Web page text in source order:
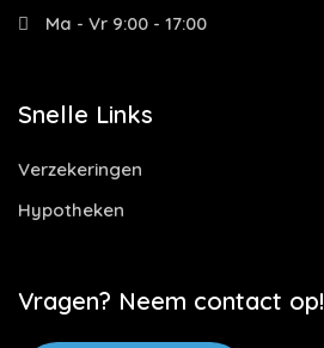
Ma - Vr 9:00 - 17:00
Snelle Links
Verzekeringen
Hypotheken
Vragen? Neem contact op!